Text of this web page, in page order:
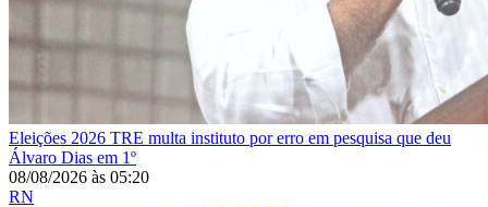
Eleições 2026 TRE multa instituto por erro em pesquisa que deu
Álvaro Dias em 1º
08/08/2026 às 05:20
RN